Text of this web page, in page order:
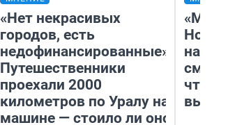
«Нет некрасивых
городов, есть
недофинансированные».
Путешественники
проехали 2000
километров по Уралу на
машине — стоило ли оно
«Мы